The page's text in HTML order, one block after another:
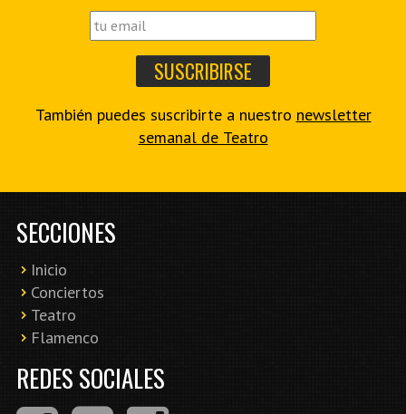
También puedes suscribirte a nuestro newsletter
semanal de Teatro
SECCIONES
Inicio
Conciertos
Teatro
Flamenco
REDES SOCIALES